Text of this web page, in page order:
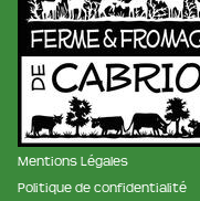
Mentions Légales
Politique de confidentialité